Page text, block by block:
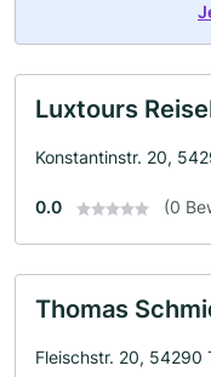
Luxtours
Konstantinstr. 20,
0.0 (0
Thomas
Fleischstr. 20, 54290